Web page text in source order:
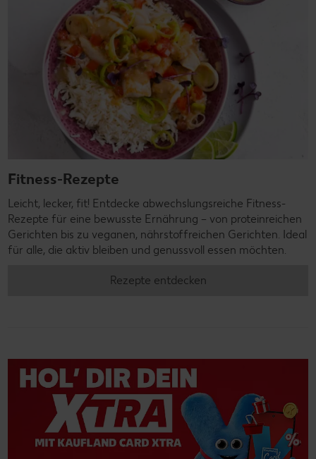
Fitness-Rezepte
Leicht, lecker, fit! Entdecke abwechslungsreiche Fitness-
Rezepte für eine bewusste Ernährung – von proteinreichen
Gerichten bis zu veganen, nährstoffreichen Gerichten. Ideal
für alle, die aktiv bleiben und genussvoll essen möchten.
Rezepte entdecken